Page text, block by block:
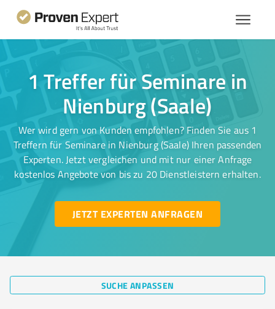
1 Treffer für Seminare in
Nienburg (Saale)
Wer wird gern von Kunden empfohlen? Finden Sie aus 1
Treffern für Seminare in Nienburg (Saale) Ihren passenden
Experten. Jetzt vergleichen und mit nur einer Anfrage
kostenlos Angebote von bis zu 20 Dienstleistern erhalten.
JETZT EXPERTEN ANFRAGEN
SUCHE ANPASSEN